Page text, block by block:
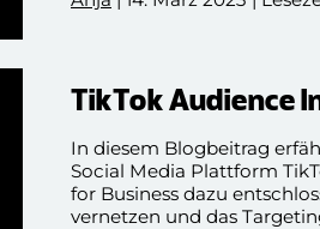
TikTok Audience
In diesem Blogbeitrag
Social Media Plattform
for Business dazu
vernetzen und das